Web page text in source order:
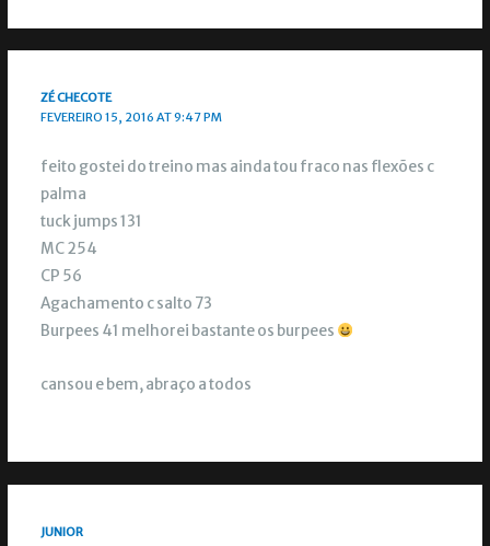
ZÉ CHECOTE
FEVEREIRO 15, 2016 AT 9:47 PM
feito gostei do treino mas ainda tou fraco nas flexões c
palma
tuck jumps 131
MC 254
CP 56
Agachamento c salto 73
Burpees 41 melhorei bastante os burpees
cansou e bem, abraço a todos
JUNIOR